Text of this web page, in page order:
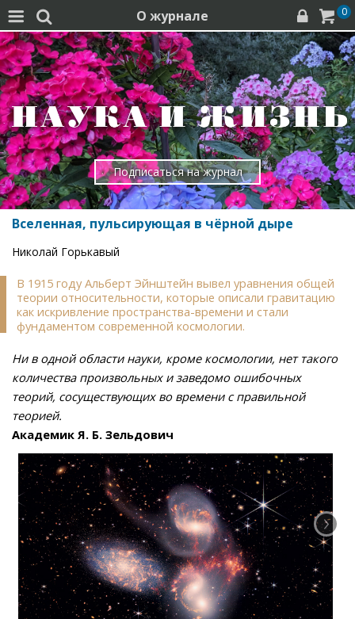
  О журнале   0
Подписаться на журнал
Вселенная, пульсирующая в чёрной дыре
Николай Горькавый
В 1915 году Альберт Эйнштейн вывел уравнения общей
теории относительности, которые описали гравитацию
как искривление пространства-времени и стали
фундаментом современной космологии.
Ни в одной области науки, кроме космологии, нет такого
количества произвольных и заведомо ошибочных
теорий, сосуществующих во времени с правильной
теорией.
Академик Я. Б. Зельдович